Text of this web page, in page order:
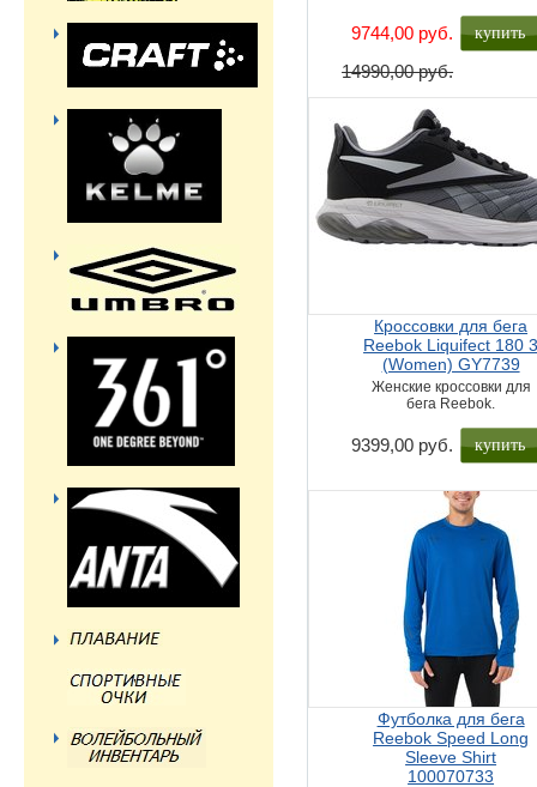
9744,00 руб.
14990,00 руб.
купить
Кроссовки для бега
Reebok Liquifect 180
(Women) GY7739
Женские кроссовки для
бега Reebok.
9399,00 руб. купить
Футболка для бега
Reebok Speed Long
Sleeve Shirt
100070733